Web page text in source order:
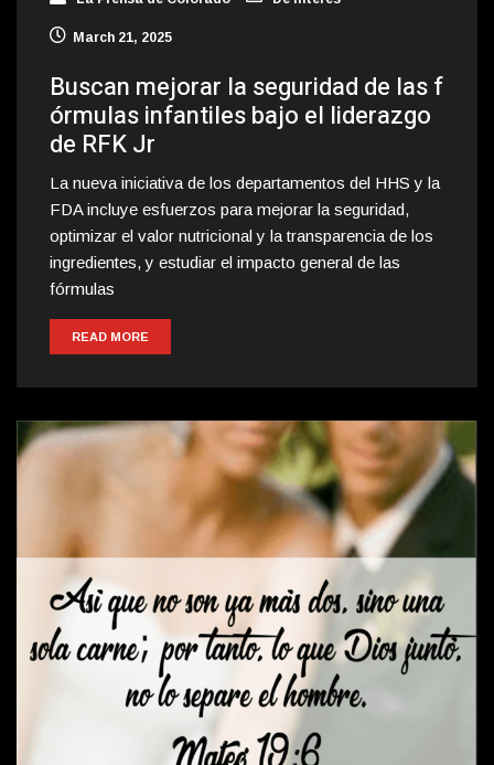
March 21, 2025
Buscan mejorar la seguridad de las f
órmulas infantiles bajo el liderazgo
de RFK Jr
La nueva iniciativa de los departamentos del HHS y la
FDA incluye esfuerzos para mejorar la seguridad,
optimizar el valor nutricional y la transparencia de los
ingredientes, y estudiar el impacto general de las
fórmulas
READ MORE